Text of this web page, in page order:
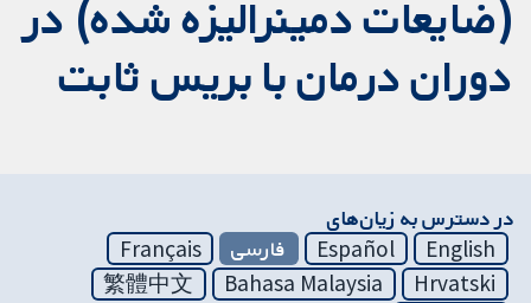
(ضایعات دمینرالیزه شده) در
دوران درمان با بریس ثابت
در دسترس به زیان‌های
English
Español فارسی
Français
Hrvatski
Bahasa Malaysia
繁體中文